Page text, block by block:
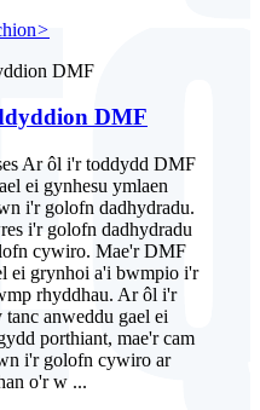
>
DMF
Ar ôl i'r toddydd DMF
ei gynhesu ymlaen
i'r golofn dadhydradu.
i'r golofn dadhydradu
cywiro. Mae'r DMF
ei grynhoi a'i bwmpio i'r
rhyddhau. Ar ôl i'r
anweddu gael ei
porthiant, mae'r cam
i'r golofn cywiro ar
o'r w ...